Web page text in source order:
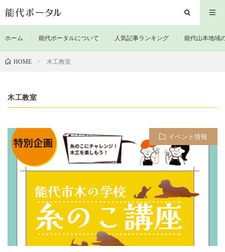
ホーム 能代ポータルについて 人気記事ランキング 能代山本地域
HOME 木工教室
木工教室
イベント情報